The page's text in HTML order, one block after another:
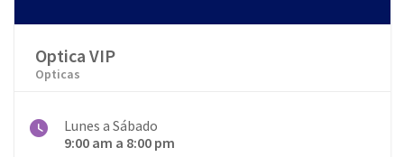
Optica VIP
Opticas
Lunes a Sábado
9:00 am a 8:00 pm